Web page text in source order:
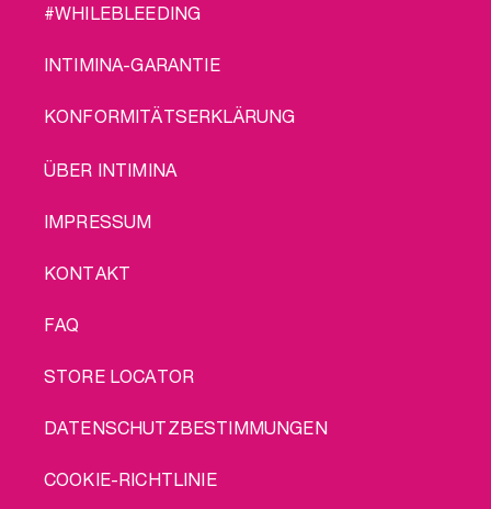
#WHILEBLEEDING
INTIMINA-GARANTIE
KONFORMITÄTSERKLÄRUNG
LEGAL
ÜBER INTIMINA
IMPRESSUM
KONTAKT
FAQ
STORE LOCATOR
DATENSCHUTZBESTIMMUNGEN
COOKIE-RICHTLINIE